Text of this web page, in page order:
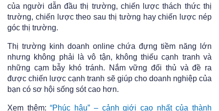
của người dẫn đầu thị trường, chiến lược thách thức thị
trường, chiến lược theo sau thị tường hay chiến lược nép
góc thị trường.
Thị trường kinh doanh online chứa đựng tiềm năng lớn
nhưng không phải là vô tận, không thiếu cạnh tranh và
những cạm bẫy khó tránh. Nắm vững đối thủ và đề ra
được chiến lược cạnh tranh sẽ giúp cho doanh nghiệp của
bạn có sơ hội sống sót cao hơn.
Xem thêm:“Phúc hậu” – cảnh giới cao nhất của thành